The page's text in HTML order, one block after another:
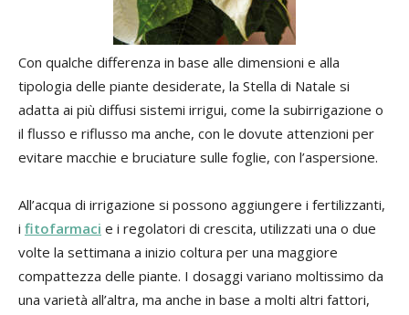
Con qualche differenza in base alle dimensioni e alla
tipologia delle piante desiderate, la Stella di Natale si
adatta ai più diffusi sistemi irrigui, come la subirrigazione o
il flusso e riflusso ma anche, con le dovute attenzioni per
evitare macchie e bruciature sulle foglie, con l’aspersione.
All’acqua di irrigazione si possono aggiungere i fertilizzanti,
i fitofarmaci e i regolatori di crescita, utilizzati una o due
volte la settimana a inizio coltura per una maggiore
compattezza delle piante. I dosaggi variano moltissimo da
una varietà all’altra, ma anche in base a molti altri fattori,